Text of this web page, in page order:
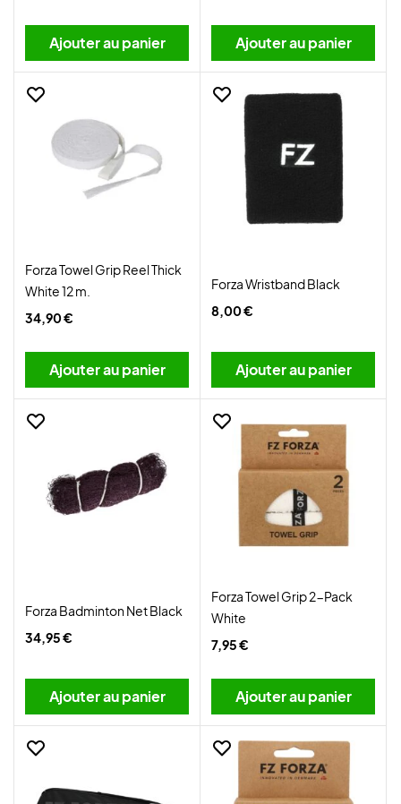
Ajouter au panier Ajouter au panier
Forza Towel Grip Reel Thick
White 12 m.
34,90 €
Ajouter au panier
Forza Wristband Black
8,00 €
Ajouter au panier
Forza Badminton Net Black
34,95 €
Ajouter au panier
Forza Towel Grip 2-Pack
White
7,95 €
Ajouter au panier